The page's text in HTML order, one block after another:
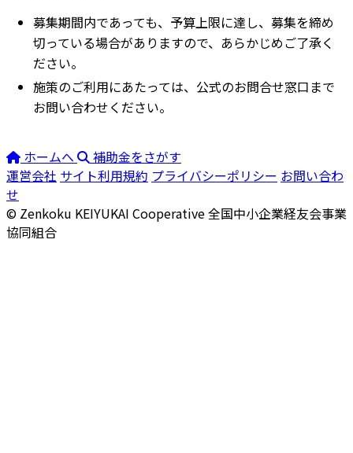
募集期間内であっても、予算上限に達し、募集を締め
切っている場合がありますので、あらかじめご了承く
ださい。
施策のご利用にあたっては、公式のお問合せ窓口まで
お問い合わせください。
ホームへ
補助金をさがす
運営会社 サイト利用規約 プライバシーポリシー お問い合わ
せ
© Zenkoku KEIYUKAI Cooperative全国中小企業経友会事業
協同組合